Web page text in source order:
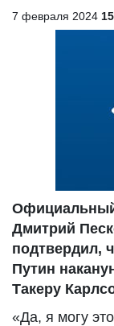
7 февраля 2024
Дмитрий
подтвердил,
Путин
Такеру
«Да, я могу